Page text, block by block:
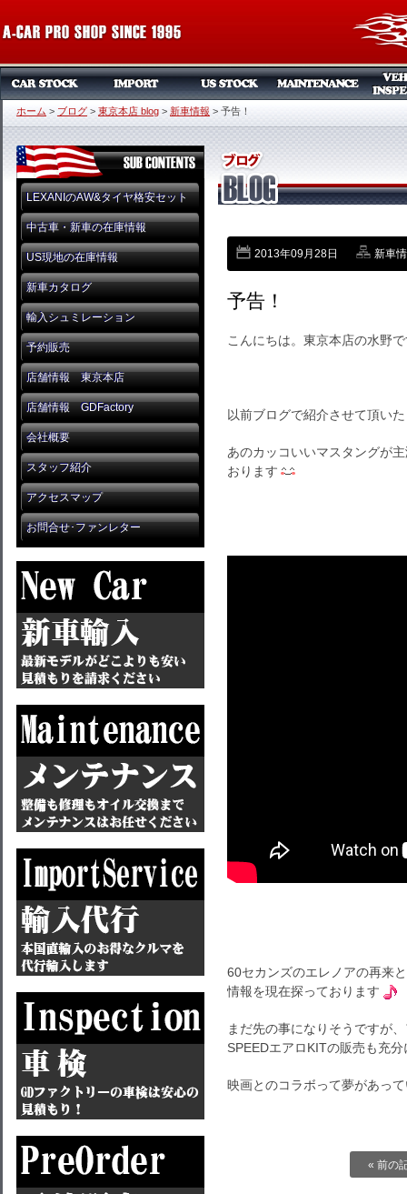
ホーム > ブログ > 東京本店 blog > 新車情報 > 予告！
LEXANIのAW&タイヤ格安セット
中古車・新車の在庫情報
US現地の在庫情報
新車カタログ
輸入シュミレーション
予約販売
店舗情報 東京本店
店舗情報 GDFactory
会社概要
スタッフ紹介
アクセスマップ
お問合せ･ファンレター
2013年09月28日 新車
予告！
こんにちは。東京本店の水野
以前ブログで紹介させて頂い
あのカッコいいマスタングが
おります
60セカンズのエレノアの再来
情報を現在探っております
まだ先の事になりそうですが
SPEEDエアロKITの販売も充
映画とのコラボって夢があっ
« 前の